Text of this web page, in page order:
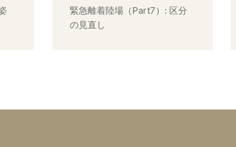
緊急離着陸場（Part7）: 区分
の見直し